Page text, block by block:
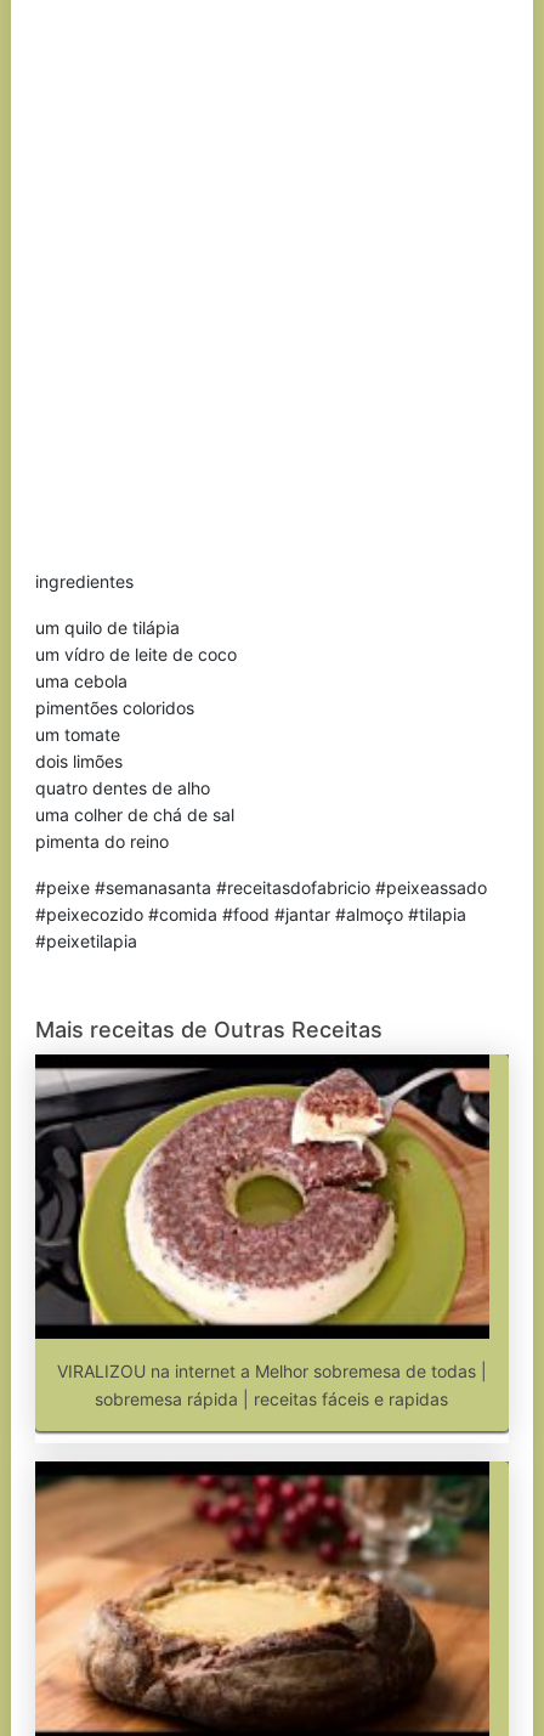
ingredientes
um quilo de tilápia
um vídro de leite de coco
uma cebola
pimentões coloridos
um tomate
dois limões
quatro dentes de alho
uma colher de chá de sal
pimenta do reino
#peixe #semanasanta #receitasdofabricio #peixeassado
#peixecozido #comida #food #jantar #almoço #tilapia
#peixetilapia
Mais receitas de Outras Receitas
VIRALIZOU na internet a Melhor sobremesa de todas |
sobremesa rápida | receitas fáceis e rapidas